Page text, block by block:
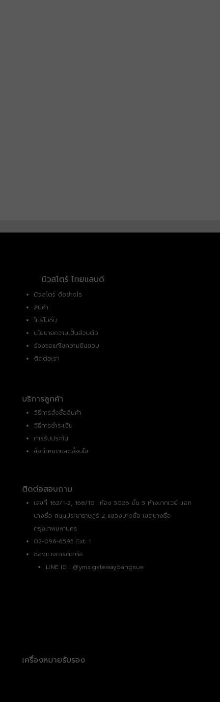
มิวสโตร์ ไทยแลนด์
มิวสโตร์ ดีอย่างไร
สินค้า
โปรโมชั่น
นโยบายความเป็นส่วนตัว
ร้องขอแก้ไขความยินยอม
ติดต่อเรา
บริการลูกค้า
วิธีการสั่งซื้อสินค้า
วิธีการชำระเงิน
การรับประกัน
ข้อกำหนดและเงื่อนไข
ติดต่อสอบถาม
เลขที่ 162/1-2, 168/10 ห้อง 5026 ชั้น 5 ห้างเกทเวย์ แอท
บางซื่อ ถนนประชาราษฎร์ 2 แขวงบางซื่อ เขตบางซื่อ
กรุงเทพมหานคร
02-096-6595 Ext. 1
ช่องทางการติดต่อ
LINE ID : @yms.gatewaybangsue
เครื่องหมายรับรอง